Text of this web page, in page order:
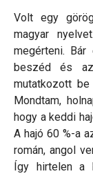
Volt egy
magyar
megérteni.
beszéd és
mutatkozott
Mondtam,
hogy a keddi
A hajó 60 %-a
román, angol
Így hirtelen a